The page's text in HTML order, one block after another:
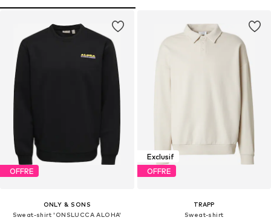
OFFRE
ONLY & SONS
Sweat-shirt 'ONSLUCCA ALOHA'
Exclusif
OFFRE
TRAPP
Sweat-shirt